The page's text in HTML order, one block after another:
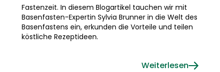
Fastenzeit. In diesem Blogartikel tauchen wir mit
Basenfasten-Expertin Sylvia Brunner in die Welt des
Basenfastens ein, erkunden die Vorteile und teilen
köstliche Rezeptideen.
Weiterlesen